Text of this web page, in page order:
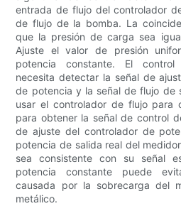
entrada de flujo del controlador
de flujo de la bomba. La
que la presión de carga sea
Ajuste el valor de presión
potencia constante. El
necesita detectar la señal de
de potencia y la señal de flujo de
usar el controlador de flujo para
para obtener la señal de control
de ajuste del controlador de
potencia de salida real del
sea consistente con su señal
potencia constante puede
causada por la sobrecarga del
metálico.